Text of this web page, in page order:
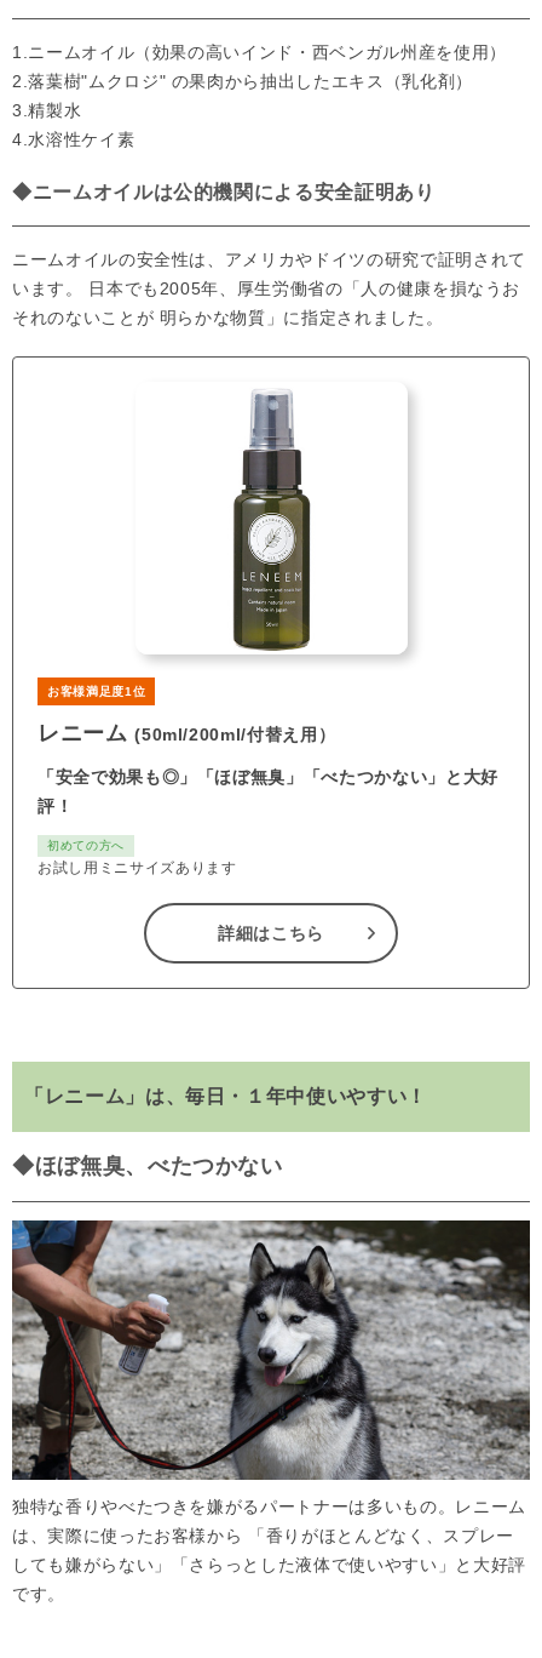
1.ニームオイル（効果の高いインド・西ベンガル州産を使用）
2.落葉樹"ムクロジ" の果肉から抽出したエキス（乳化剤）
3.精製水
4.水溶性ケイ素
◆ニームオイルは公的機関による安全証明あり
ニームオイルの安全性は、アメリカやドイツの研究で証明されて
います。 日本でも2005年、厚生労働省の「人の健康を損なうお
それのないことが 明らかな物質」に指定されました。
お客様満足度1位
レニーム(50ml/200ml/付替え用）
「安全で効果も◎」「ほぼ無臭」「べたつかない」と大好
評！
初めての方へ
お試し用ミニサイズあります
詳細はこちら
「レニーム」は、毎日・１年中使いやすい！
◆ほぼ無臭、べたつかない
独特な香りやべたつきを嫌がるパートナーは多いもの。レニーム
は、実際に使ったお客様から 「香りがほとんどなく、スプレー
しても嫌がらない」「さらっとした液体で使いやすい」と大好評
です。